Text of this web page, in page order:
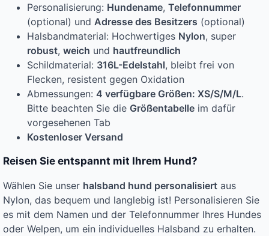
Personalisierung: Hundename, Telefonnummer
(optional) und Adresse des Besitzers (optional)
Halsbandmaterial: Hochwertiges Nylon, super
robust, weich und hautfreundlich
Schildmaterial: 316L-Edelstahl, bleibt frei von
Flecken, resistent gegen Oxidation
Abmessungen: 4 verfügbare Größen: XS/S/M/L.
Bitte beachten Sie die Größentabelle im dafür
vorgesehenen Tab
Kostenloser Versand
Reisen Sie entspannt mit Ihrem Hund?
Wählen Sie unser halsband hund personalisiert aus
Nylon, das bequem und langlebig ist! Personalisieren Sie
es mit dem Namen und der Telefonnummer Ihres Hundes
oder Welpen, um ein individuelles Halsband zu erhalten.